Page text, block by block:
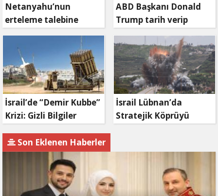
Netanyahu’nun
erteleme talebine
mahkemeden ret
ABD Başkanı Donald
Trump tarih verip
duyurdu: Savaş ne
zaman bitecek?
İsrail’de “Demir Kubbe”
Krizi: Gizli Bilgiler
Gözaltında
İsrail Lübnan’da
Stratejik Köprüyü
Son Eklenen Haberler